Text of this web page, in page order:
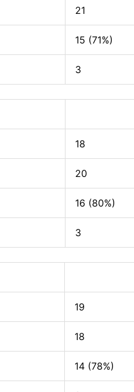
21
15 (71%)
3
18
20
16 (80%)
3
19
18
14 (78%)